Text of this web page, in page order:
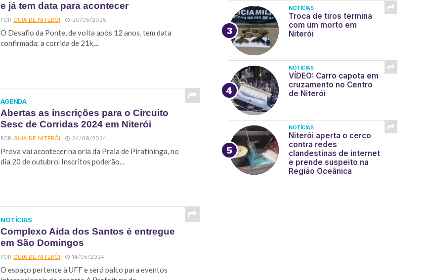
e já tem data para acontecer
PORGUIA DE NITERÓI 20/05/2025
O Desafio da Ponte, de volta após 12 anos, tem data
confirmada: a corrida de 21k,...
AGENDA
Abertas as inscrições para o Circuito
Sesc de Corridas 2024 em Niterói
PORGUIA DE NITERÓI 24/09/2024
Prova vai acontecer na orla da Praia de Piratininga, no
dia 20 de outubro. Inscritos poderão...
NOTÍCIAS
Complexo Aída dos Santos é entregue
em São Domingos
PORGUIA DE NITERÓI 14/05/2024
O espaço pertence à UFF e será palco para eventos
NOTÍCIAS
Troca de tiros termina
com um morto em
Niterói
NOTÍCIAS
VÍDEO: Carro capota em
cruzamento no Centro
de Niterói
NOTÍCIAS
Niterói aperta o cerco
contra redes
clandestinas de internet
e prende suspeito na
Região Oceânica